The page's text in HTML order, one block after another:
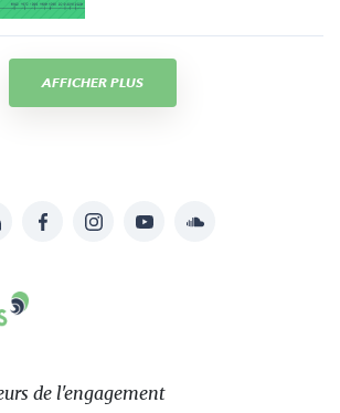
AFFICHER PLUS
LinkedInFacebookInstagramYouTubeSoundcloud
de l'engagement